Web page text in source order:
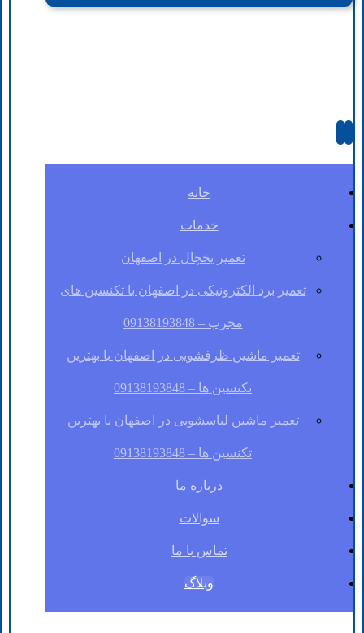
خانه
خدمات
تعمیر یخچال در اصفهان
تعمیر برد الکترونیکی در اصفهان با تکنسین های
مجرب – 09138193848
تعمیر ماشین ظرفشویی در اصفهان با بهترین
تکنسین ها – 09138193848
تعمیر ماشین لباسشویی در اصفهان با بهترین
تکنسین ها – 09138193848
درباره ما
سوالات
تماس با ما
وبلاگ